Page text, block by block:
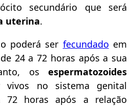
secundário que será
uterina.
poderá ser fecundado em
24 a 72 horas após a sua
os espermatozoides
vivos no sistema genital
72 horas após a relação